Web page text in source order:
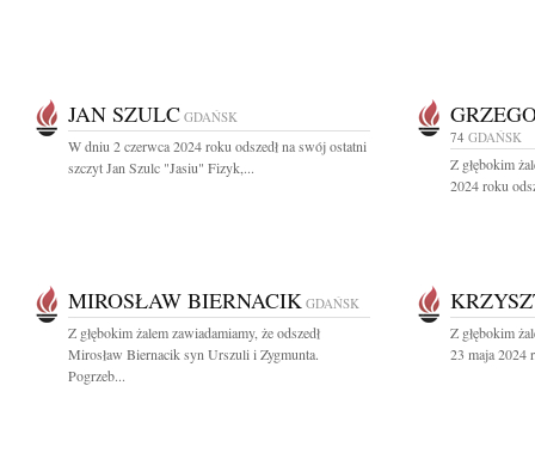
JAN SZULC GDAŃSK
W dniu 2 czerwca 2024 roku odszedł na swój ostatni
szczyt Jan Szulc "Jasiu" Fizyk,...
74 GDAŃSK
Z głębokim
2024 roku
MIROSŁAW BIERNACIK GDAŃSK
Z głębokim żalem zawiadamiamy, że odszedł
Mirosław Biernacik syn Urszuli i Zygmunta.
Pogrzeb...
Z głębokim
23 maja 2024